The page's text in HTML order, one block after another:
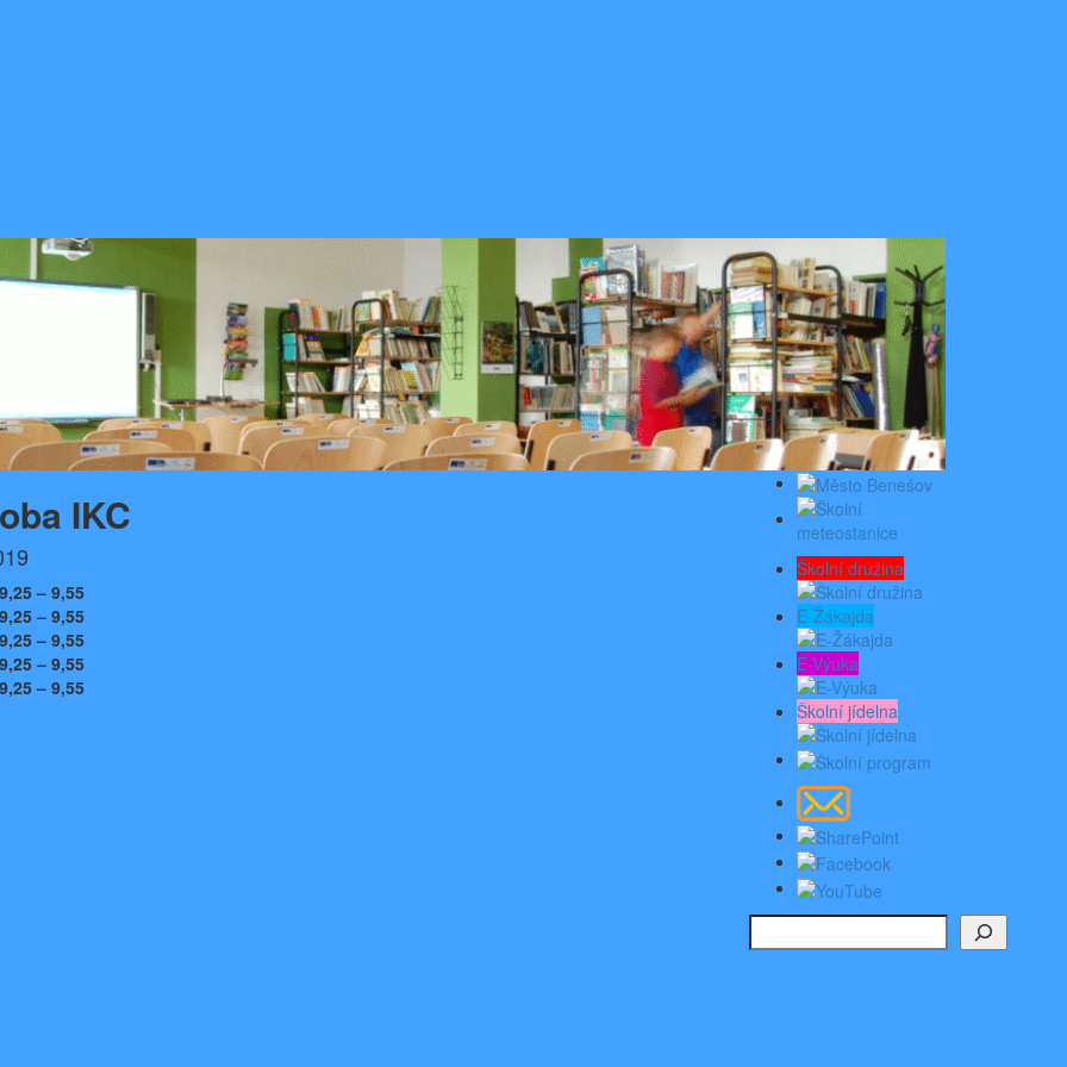
IKC
9,25 – 9,55
9,25 – 9,55
9,25 – 9,55
9,25 – 9,55
9,25 – 9,55
Školní družina
E-Žákajda
E-Výuka
Školní jídelna
Hledat